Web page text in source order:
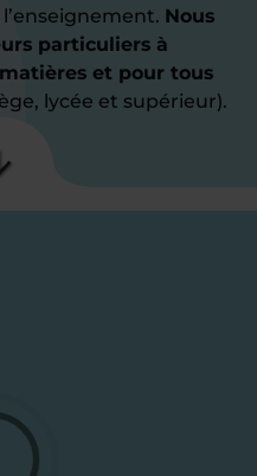
Nous
particuliers à
et pour tous
lycée et supérieur).